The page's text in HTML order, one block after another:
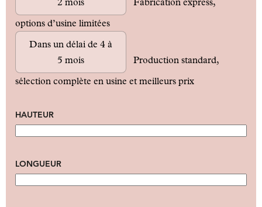
options d’usine limitées
Dans un délai de 4 à
5 mois
Production standard,
sélection complète en usine et meilleurs prix
HAUTEUR
LONGUEUR